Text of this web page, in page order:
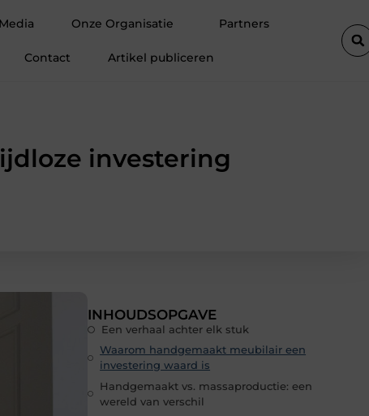
Onze Organisatie Partners
Contact Artikel publiceren
investering
INHOUDSOPGAVE
Een verhaal achter elk stuk
Waarom handgemaakt meubilair een
investering waard is
Handgemaakt vs. massaproductie: een
wereld van verschil